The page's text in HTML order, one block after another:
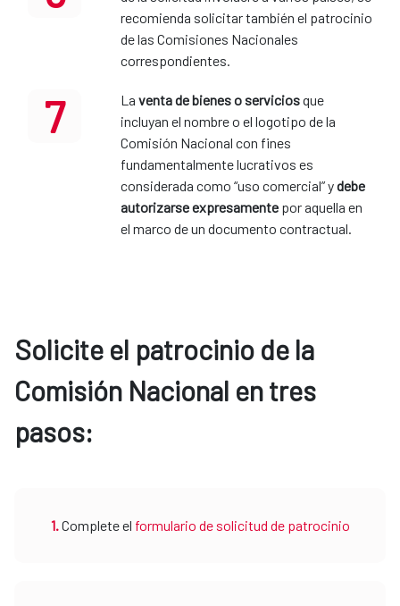
recomienda solicitar también el patrocinio
de las Comisiones Nacionales
correspondientes.
7 La venta de bienes o serviciosque
incluyan el nombre o el logotipo de la
Comisión Nacional con fines
fundamentalmente lucrativos es
considerada como “uso comercial” ydebe
autorizarse expresamente por aquella en
el marco de un documento contractual.
Solicite el patrocinio de la
Comisión Nacional en tres
pasos:
1.Complete el formulario de solicitud de patrocinio